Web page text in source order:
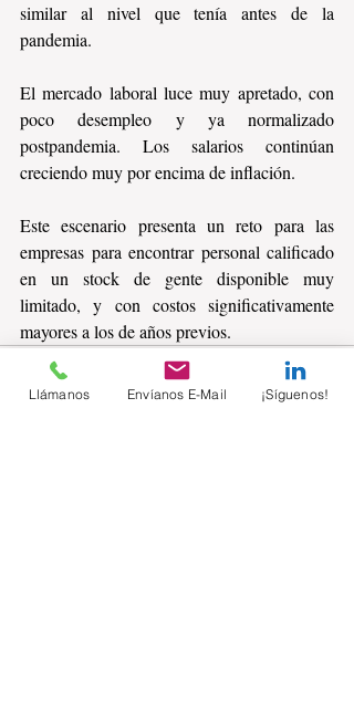
similar al nivel que tenía antes de la
pandemia.
El mercado laboral luce muy apretado, con
poco desempleo y ya normalizado
postpandemia. Los salarios continúan
creciendo muy por encima de inflación.
Este escenario presenta un reto para las
empresas para encontrar personal calificado
en un stock de gente disponible muy
limitado, y con costos significativamente
mayores a los de años previos.
Llámanos Envíanos E-Mail ¡Síguenos!